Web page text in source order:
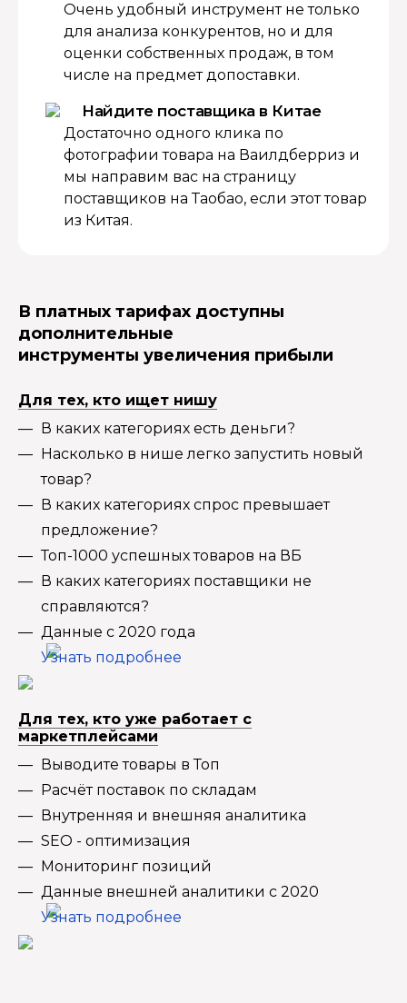
Очень удобный инструмент не только
для анализа конкурентов, но и для
оценки собственных продаж, в том
числе на предмет допоставки.
Найдите поставщика в Китае
Достаточно одного клика по
фотографии товара на Ваилдберриз и
мы направим вас на страницу
поставщиков на Таобао, если этот товар
из Китая.
В платных тарифах доступны
дополнительные
инструменты увеличения прибыли
Для тех, кто ищет нишу
В каких категориях есть деньги?
Насколько в нише легко запустить новый
товар?
В каких категориях спрос превышает
предложение?
Топ-1000 успешных товаров на ВБ
В каких категориях поставщики не
справляются?
Данные с 2020 года
Узнать подробнее
Для тех, кто уже работает с
маркетплейсами
Выводите товары в Топ
Расчёт поставок по складам
Внутренняя и внешняя аналитика
SEO - оптимизация
Мониторинг позиций
Данные внешней аналитики с 2020
Узнать подробнее